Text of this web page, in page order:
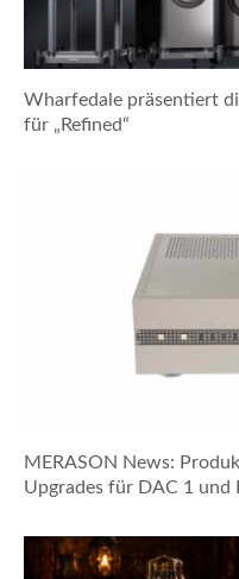
Wharfedale präsentiert
für „Refined“
MERASON News:
Upgrades für DAC 1 und